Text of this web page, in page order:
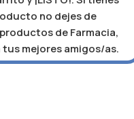
no dejes de
de Farmacia,
mejores amigos/as.